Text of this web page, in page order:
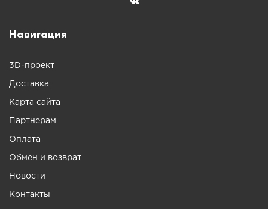
Навигация
3D-проект
Доставка
Карта сайта
Партнерам
Оплата
Обмен и возврат
Новости
Контакты